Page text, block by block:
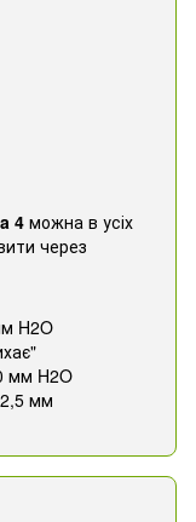
4 можна в усіх
через
H2O
мм H2O
мм